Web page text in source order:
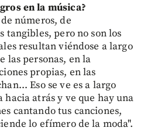
en la música?
números, de
tangibles, pero no son los
resultan viéndose a largo
las personas, en la
propias, en las
Eso se ve es a largo
atrás y ve que hay una
cantando tus canciones,
lo efímero de la moda".